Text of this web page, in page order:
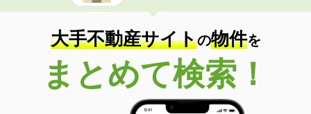
大手不動産サイトの物件を
まとめて検索！